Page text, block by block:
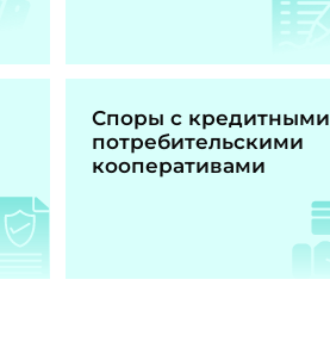
Споры с кредитными
потребительскими
кооперативами